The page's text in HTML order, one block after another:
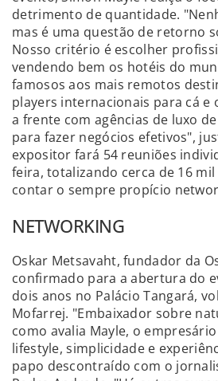
detrimento de quantidade.
mas é uma questão de retorno
Nosso critério é escolher
vendendo bem os hotéis do
famosos aos mais remotos
players internacionais para cá e
a frente com agências de luxo
para fazer negócios efetivos",
expositor fará 54 reuniões
feira, totalizando cerca de 16
contar o sempre propício
NETWORKING
Oskar Metsavaht, fundador da
confirmado para a abertura do
dois anos no Palácio Tangará,
Mofarrej. "Embaixador sobre
como avalia Mayle, o
lifestyle, simplicidade e
papo descontraído com o